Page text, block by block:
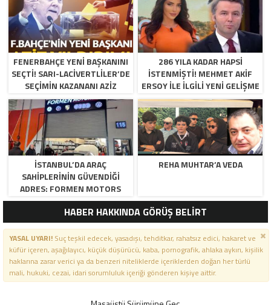
FENERBAHÇE YENI BAŞKANINI
SEÇTI! SARI-LACIVERTLILER’DE
SEÇIMIN KAZANANI AZIZ
YILDIRIM OLDU
286 YILA KADAR HAPSI
ISTENMIŞTI! MEHMET AKIF
ERSOY ILE ILGILI YENI GELIŞME
İSTANBUL’DA ARAÇ
SAHIPLERININ GÜVENDIĞI
ADRES: FORMEN MOTORS
REHA MUHTAR’A VEDA
HABER HAKKINDA GÖRÜŞ BELİRT
YASAL UYARI!Suç teşkil edecek, yasadışı, tehditkar, rahatsız edici, hakaret ve
küfür içeren, aşağılayıcı, küçük düşürücü, kaba, pornografik, ahlaka aykırı, kişilik
haklarına zarar verici ya da benzeri niteliklerde içeriklerden doğan her türlü
mali, hukuki, cezai, idari sorumluluk içeriği gönderen kişiye aittir.